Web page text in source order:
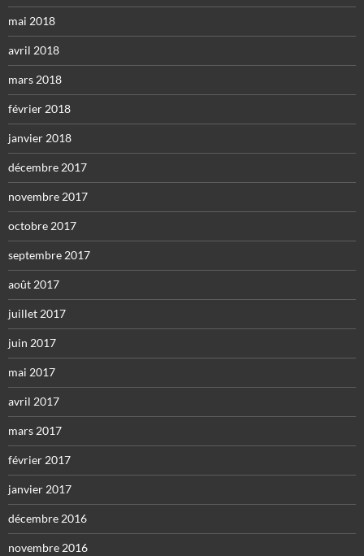
mai 2018
avril 2018
mars 2018
février 2018
janvier 2018
décembre 2017
novembre 2017
octobre 2017
septembre 2017
août 2017
juillet 2017
juin 2017
mai 2017
avril 2017
mars 2017
février 2017
janvier 2017
décembre 2016
novembre 2016